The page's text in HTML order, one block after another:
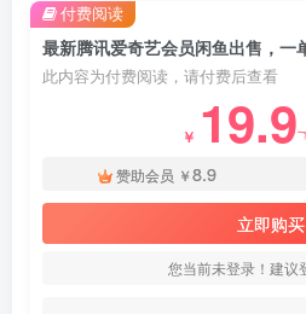
此内容为付费阅读，请付费后查看
￥ 19.9
赞助会员 ￥8.9
立即购买
您当前未登录！建议
付费阅读